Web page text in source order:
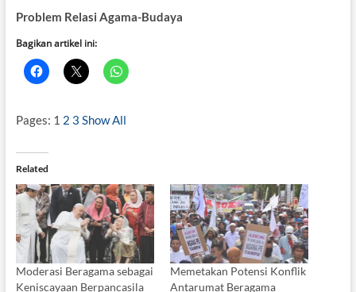
Problem Relasi Agama-Budaya
Bagikan artikel ini:
Pages: 1 2 3 Show All
Related
Moderasi Beragama sebagai
Keniscayaan Berpancasila
Memetakan Potensi Konflik
Antarumat Beragama